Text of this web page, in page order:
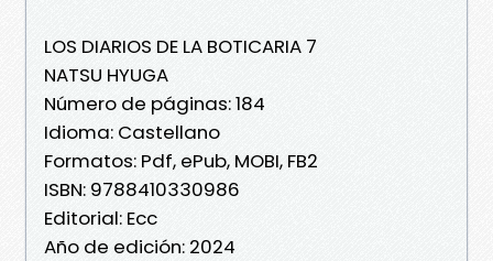
LOS DIARIOS DE LA BOTICARIA 7
NATSU HYUGA
Número de páginas: 184
Idioma: Castellano
Formatos: Pdf, ePub, MOBI, FB2
ISBN: 9788410330986
Editorial: Ecc
Año de edición: 2024